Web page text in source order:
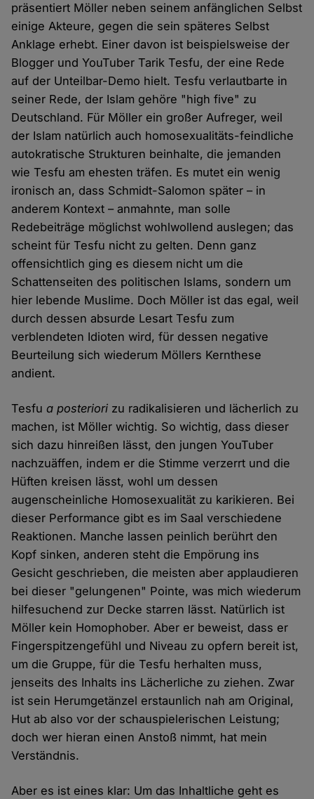
präsentiert Möller neben seinem anfänglichen Selbst
einige Akteure, gegen die sein späteres Selbst
Anklage erhebt. Einer davon ist beispielsweise der
Blogger und YouTuber Tarik Tesfu, der eine Rede
auf der Unteilbar-Demo hielt. Tesfu verlautbarte in
seiner Rede, der Islam gehöre "high five" zu
Deutschland. Für Möller ein großer Aufreger, weil
der Islam natürlich auch homosexualitäts-feindliche
autokratische Strukturen beinhalte, die jemanden
wie Tesfu am ehesten träfen. Es mutet ein wenig
ironisch an, dass Schmidt-Salomon später – in
anderem Kontext – anmahnte, man solle
Redebeiträge möglichst wohlwollend auslegen; das
scheint für Tesfu nicht zu gelten. Denn ganz
offensichtlich ging es diesem nicht um die
Schattenseiten des politischen Islams, sondern um
hier lebende Muslime. Doch Möller ist das egal, weil
durch dessen absurde Lesart Tesfu zum
verblendeten Idioten wird, für dessen negative
Beurteilung sich wiederum Möllers Kernthese
andient.
Tesfua posteriori zu radikalisieren und lächerlich zu
machen, ist Möller wichtig. So wichtig, dass dieser
sich dazu hinreißen lässt, den jungen YouTuber
nachzuäffen, indem er die Stimme verzerrt und die
Hüften kreisen lässt, wohl um dessen
augenscheinliche Homosexualität zu karikieren. Bei
dieser Performance gibt es im Saal verschiedene
Reaktionen. Manche lassen peinlich berührt den
Kopf sinken, anderen steht die Empörung ins
Gesicht geschrieben, die meisten aber applaudieren
bei dieser "gelungenen" Pointe, was mich wiederum
hilfesuchend zur Decke starren lässt. Natürlich ist
Möller kein Homophober. Aber er beweist, dass er
Fingerspitzengefühl und Niveau zu opfern bereit ist,
um die Gruppe, für die Tesfu herhalten muss,
jenseits des Inhalts ins Lächerliche zu ziehen. Zwar
ist sein Herumgetänzel erstaunlich nah am Original,
Hut ab also vor der schauspielerischen Leistung;
doch wer hieran einen Anstoß nimmt, hat mein
Verständnis.
Aber es ist eines klar: Um das Inhaltliche geht es